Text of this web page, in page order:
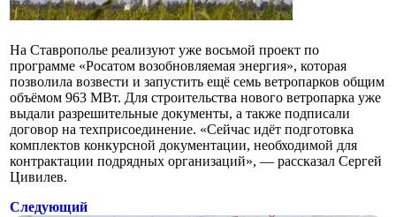
На Ставрополье реализуют уже восьмой проект по
программе «Росатом возобновляемая энергия», которая
позволила возвести и запустить ещё семь ветропарков общим
объёмом 963 МВт. Для строительства нового ветропарка уже
выдали разрешительные документы, а также подписали
договор на техприсоединение. «Сейчас идёт подготовка
комплектов конкурсной документации, необходимой для
контрактации подрядных организаций», — рассказал Сергей
Цивилев.
Следующий